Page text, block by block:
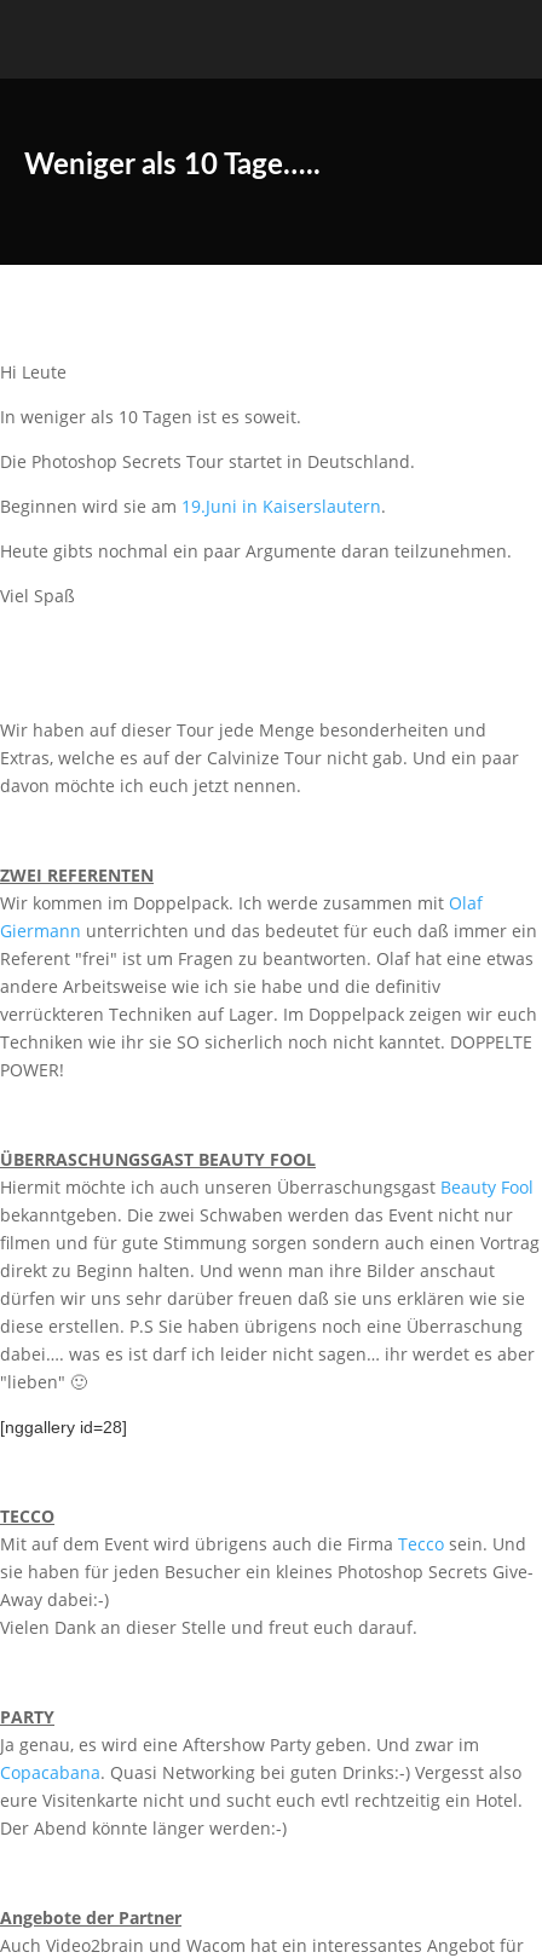
Weniger als 10 Tage…..
Hi Leute
In weniger als 10 Tagen ist es soweit.
Die Photoshop Secrets Tour startet in Deutschland.
Beginnen wird sie am 19.Juni in Kaiserslautern.
Heute gibts nochmal ein paar Argumente daran teilzunehmen.
Viel Spaß
Wir haben auf dieser Tour jede Menge besonderheiten und
Extras, welche es auf der Calvinize Tour nicht gab. Und ein paar
davon möchte ich euch jetzt nennen.
ZWEI REFERENTEN
Wir kommen im Doppelpack. Ich werde zusammen mit Olaf
Giermann unterrichten und das bedeutet für euch daß immer ein
Referent "frei" ist um Fragen zu beantworten. Olaf hat eine etwas
andere Arbeitsweise wie ich sie habe und die definitiv
verrückteren Techniken auf Lager. Im Doppelpack zeigen wir euch
Techniken wie ihr sie SO sicherlich noch nicht kanntet. DOPPELTE
POWER!
ÜBERRASCHUNGSGAST BEAUTY FOOL
Hiermit möchte ich auch unseren Überraschungsgast Beauty Fool
bekanntgeben. Die zwei Schwaben werden das Event nicht nur
filmen und für gute Stimmung sorgen sondern auch einen Vortrag
direkt zu Beginn halten. Und wenn man ihre Bilder anschaut
dürfen wir uns sehr darüber freuen daß sie uns erklären wie sie
diese erstellen. P.S Sie haben übrigens noch eine Überraschung
dabei…. was es ist darf ich leider nicht sagen… ihr werdet es aber
"lieben" 🙂
[nggallery id=28]
TECCO
Mit auf dem Event wird übrigens auch die Firma Tecco sein. Und
sie haben für jeden Besucher ein kleines Photoshop Secrets Give-
Away dabei:-)
Vielen Dank an dieser Stelle und freut euch darauf.
PARTY
Ja genau, es wird eine Aftershow Party geben. Und zwar im
Copacabana. Quasi Networking bei guten Drinks:-) Vergesst also
eure Visitenkarte nicht und sucht euch evtl rechtzeitig ein Hotel.
Der Abend könnte länger werden:-)
Angebote der Partner
Auch Video2brain und Wacom hat ein interessantes Angebot für